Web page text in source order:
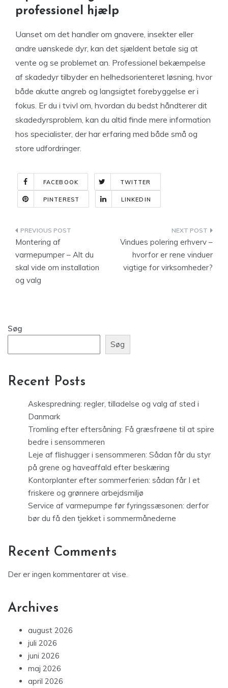
professionel hjælp
Uanset om det handler om gnavere, insekter eller
andre uønskede dyr, kan det sjældent betale sig at
vente og se problemet an. Professionel bekæmpelse
af skadedyr tilbyder en helhedsorienteret løsning, hvor
både akutte angreb og langsigtet forebyggelse er i
fokus. Er du i tvivl om, hvordan du bedst håndterer dit
skadedyrsproblem, kan du altid finde mere information
hos specialister, der har erfaring med både små og
store udfordringer.
FACEBOOK TWITTER
PINTEREST LINKEDIN
Indlægsnavigation
Montering af
varmepumper – Alt du
skal vide om installation
og valg
Vindues polering erhverv –
hvorfor er rene vinduer
vigtige for virksomheder?
Søg
Søg
Recent Posts
Askespredning: regler, tilladelse og valg af sted i
Danmark
Tromling efter eftersåning: Få græsfrøene til at spire
bedre i sensommeren
Leje af flishugger i sensommeren: Sådan får du styr
på grene og haveaffald efter beskæring
Kontorplanter efter sommerferien: sådan får I et
friskere og grønnere arbejdsmiljø
Service af varmepumpe før fyringssæsonen: derfor
bør du få den tjekket i sommermånederne
Recent Comments
Der er ingen kommentarer at vise.
Archives
august 2026
juli 2026
juni 2026
maj 2026
april 2026